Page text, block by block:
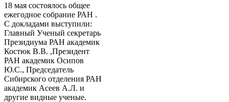
18 мая состоялось общее
ежегодное собрание РАН .
С докладами выступили:
Главный Ученый секретарь
Президиума РАН академик
Костюк В.В. ,Президент
РАН академик Осипов
Ю.С., Председатель
Сибирского отделения РАН
академик Асеев А.Л. и
другие видные ученые.